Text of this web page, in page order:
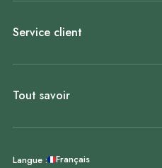
Service client
Tout savoir
Langue : Français